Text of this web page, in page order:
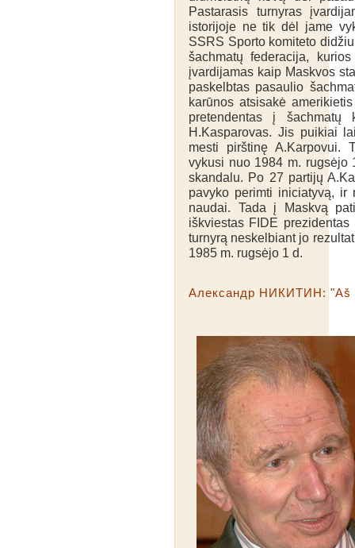
Pastarasis turnyras
istorijoje ne tik dėl jame
SSRS Sporto komiteto
šachmatų federacija,
įvardijamas kaip Maskvos
paskelbtas pasaulio
karūnos atsisakė
pretendentas į
H.Kasparovas. Jis puikiai
mesti pirštinę A.Karpovui.
vykusi nuo 1984 m. rugsėjo
skandalu. Po 27 partijų
pavyko perimti iniciatyvą, ir
naudai. Tada į Maskvą
iškviestas FIDE
turnyrą neskelbiant jo
1985 m. rugsėjo 1 d.
Александр НИКИТИН: "Aš